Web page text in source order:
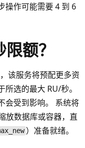
操作可能需要 4 到 6
额？
该服务将预配更多资
选的最大 RU/秒。
会受到影响。 系统将
放数据库或容器，直
）准备就绪。